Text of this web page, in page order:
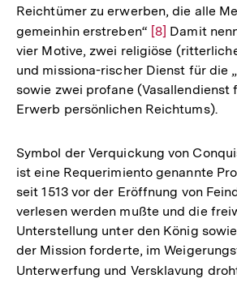
Reichtümer zu erwerben, die alle
gemeinhin erstreben“ Zur
Auflösung
der
Fußnote
[8] Damit
vier Motive, zwei religiöse
und missiona-rischer Dienst für die
sowie zwei profane (Vasallendienst
Erwerb persönlichen Reichtums).
Symbol der Verquickung von
ist eine Requerimiento genannte
seit 1513 vor der Eröffnung von
verlesen werden mußte und die
Unterstellung unter den König
der Mission forderte, im
Unterwerfung und Versklavung